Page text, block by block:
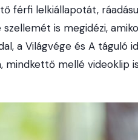
férfi lelkiállapotát,
is megidézi,
a Világvége és A táguló
mellé videoklip